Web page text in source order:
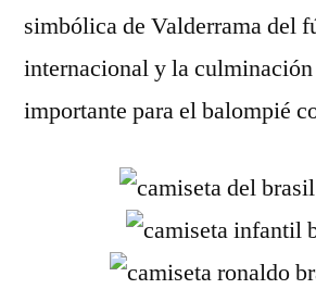
simbólica de Valderrama del
internacional y la
importante para el balompié